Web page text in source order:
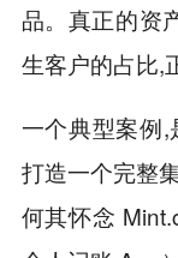
品。真正的资
生客户的占比,
一个典型案例
打造一个完整
何其怀念